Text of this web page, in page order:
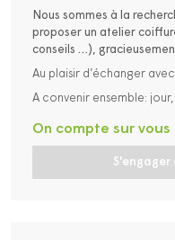
Nous sommes à la
proposer un atelier
conseils …),
Au plaisir d’échanger avec
A convenir ensemble:
S'engager
On compte sur